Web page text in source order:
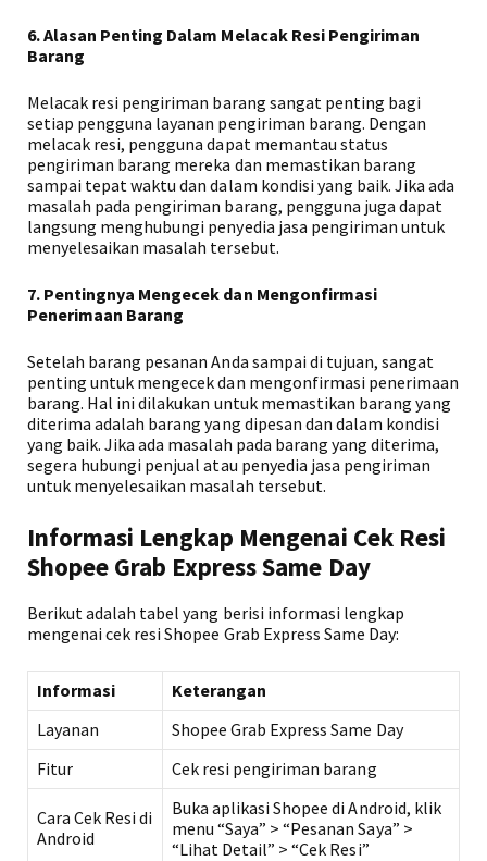
6. Alasan Penting Dalam Melacak Resi Pengiriman
Barang
Melacak resi pengiriman barang sangat penting bagi
setiap pengguna layanan pengiriman barang. Dengan
melacak resi, pengguna dapat memantau status
pengiriman barang mereka dan memastikan barang
sampai tepat waktu dan dalam kondisi yang baik. Jika ada
masalah pada pengiriman barang, pengguna juga dapat
langsung menghubungi penyedia jasa pengiriman untuk
menyelesaikan masalah tersebut.
7. Pentingnya Mengecek dan Mengonfirmasi
Penerimaan Barang
Setelah barang pesanan Anda sampai di tujuan, sangat
penting untuk mengecek dan mengonfirmasi penerimaan
barang. Hal ini dilakukan untuk memastikan barang yang
diterima adalah barang yang dipesan dan dalam kondisi
yang baik. Jika ada masalah pada barang yang diterima,
segera hubungi penjual atau penyedia jasa pengiriman
untuk menyelesaikan masalah tersebut.
Informasi Lengkap Mengenai Cek Resi
Shopee Grab Express Same Day
Berikut adalah tabel yang berisi informasi lengkap
mengenai cek resi Shopee Grab Express Same Day:
Informasi
Keterangan
Layanan
Shopee Grab Express Same Day
Fitur
Cek resi pengiriman barang
Cara Cek Resi di
Android
Buka aplikasi Shopee di Android, klik
menu “Saya” > “Pesanan Saya” >
“Lihat Detail” > “Cek Resi”